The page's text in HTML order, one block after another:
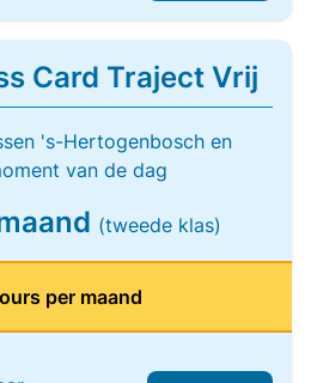
Card Traject Vrij
's-Hertogenbosch en
van de dag
(tweede klas)
per maand